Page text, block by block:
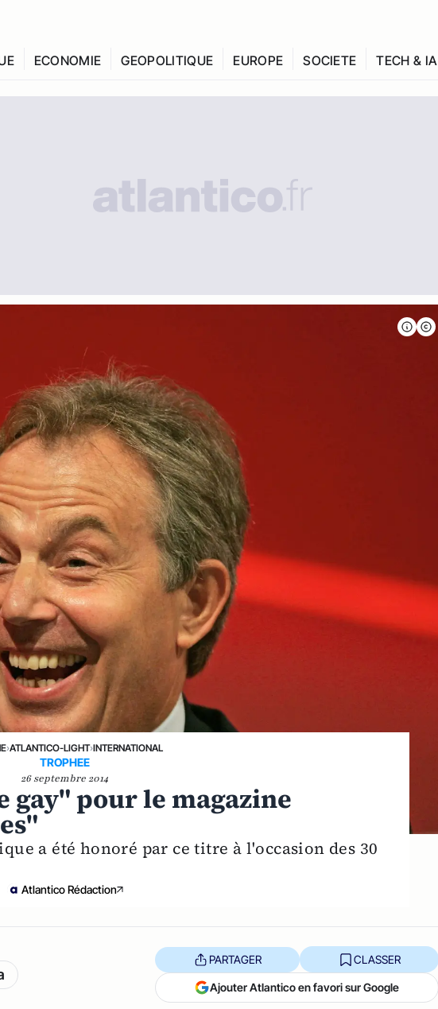
ECONOMIE GEOPOLITIQUE EUROPE SOCIETE TECH & IA
›ATLANTICO-LIGHT›INTERNATIONAL
TROPHEE
26 septembre 2014
gay" pour le magazine
a été honoré par ce titre à l'occasion des 30
Atlantico Rédaction
PARTAGER CLASSER
Ajouter Atlantico en favori sur Google